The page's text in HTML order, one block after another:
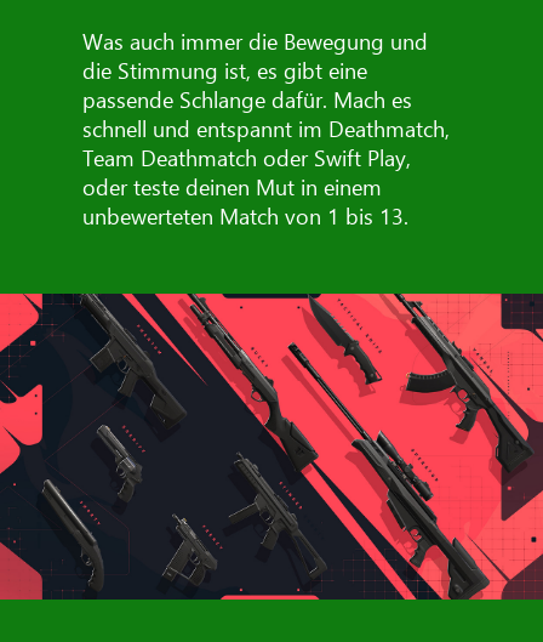
Was auch immer die Bewegung und
die Stimmung ist, es gibt eine
passende Schlange dafür. Mach es
schnell und entspannt im Deathmatch,
Team Deathmatch oder Swift Play,
oder teste deinen Mut in einem
unbewerteten Match von 1 bis 13.